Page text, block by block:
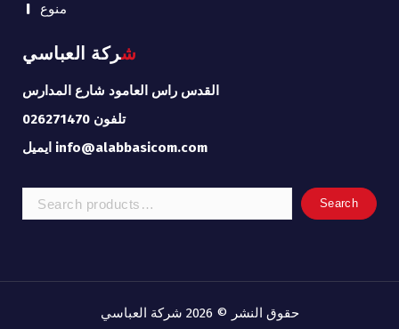
منوع
شركة العباسي
القدس راس العامود شارع المدارس
تلفون 026271470
ايميل info@alabbasicom.com
Search
Search
حقوق النشر © 2026 شركة العباسي